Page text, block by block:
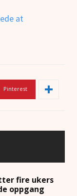
at
Pinterest
fire ukers
oppgang